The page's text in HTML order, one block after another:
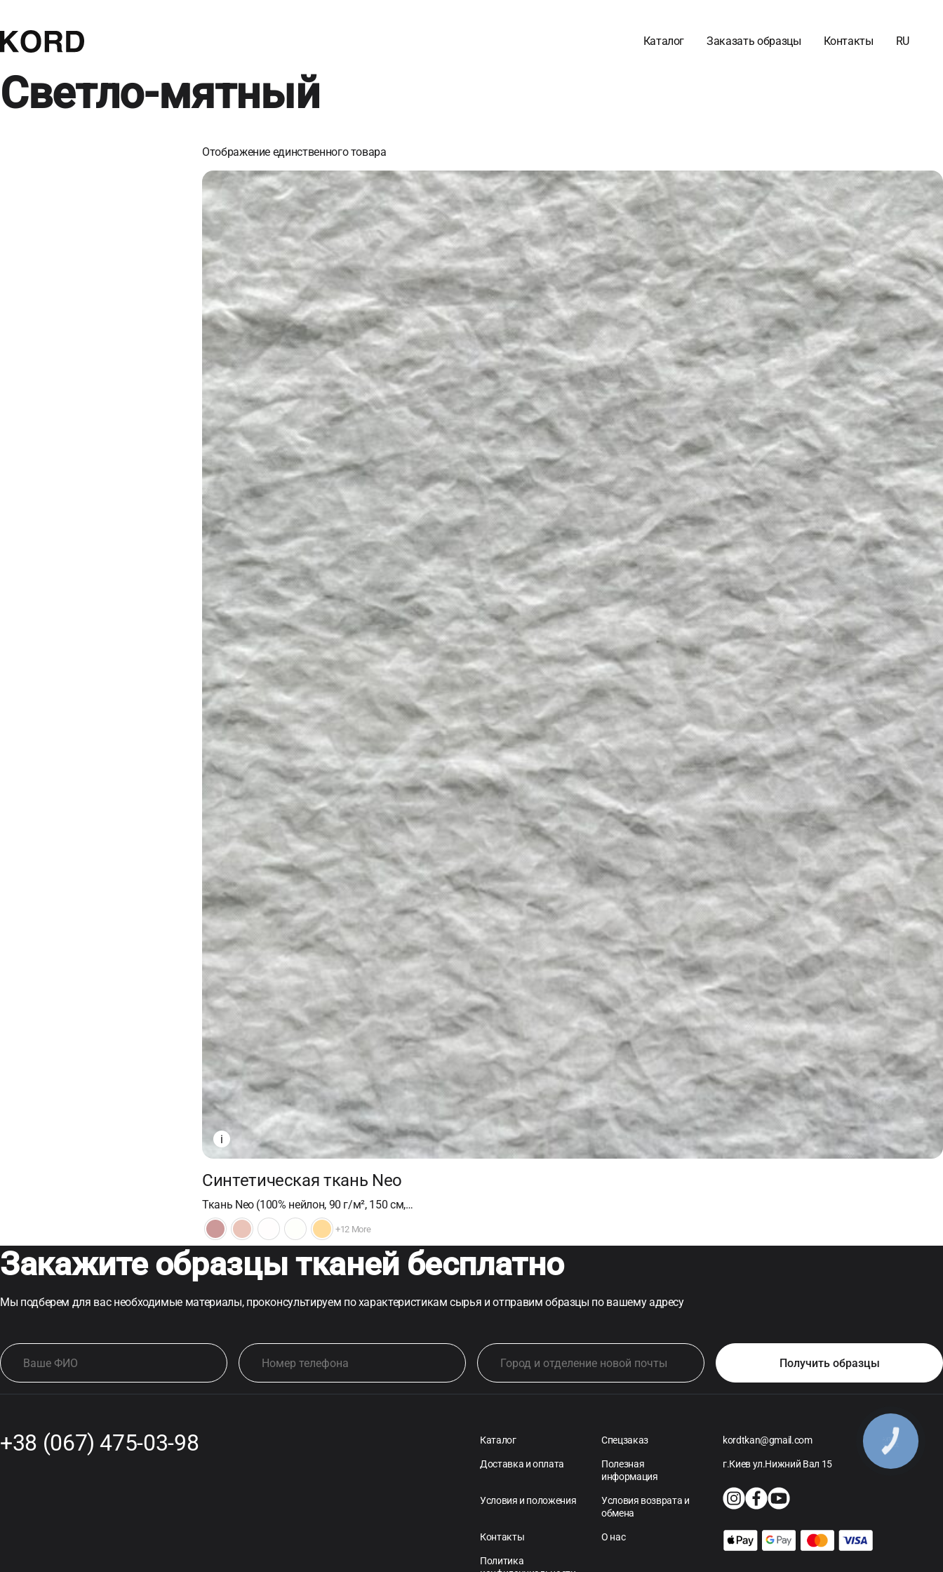
Каталог Заказать образцы Контакты RU
Светло-мятный
Отображение единственного товара
i
Синтетическая ткань Neo
Ткань Neo (100% нейлон, 90 г/м², 150 см,…
+12 More
Закажите образцы тканей бесплатно
Мы подберем для вас необходимые материалы, проконсультируем по характеристикам сырья и отправим образцы по вашему адресу
+38 (067) 475-03-98 Каталог Спецзаказ
Доставка и оплата
Полезная
информация
Условия и положения
Условия возврата и
обмена
Контакты О нас
Политика
kordtkan@gmail.com
г.Киев ул.Нижний Вал 15